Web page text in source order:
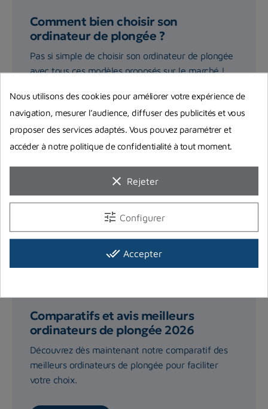
Comment bien choisir son
ordinateur de plongée ?
Pas si simple de choisir son ordinateur de plongée
avec tous ces modèles proposés sur le marché !
Comparatifs et avis meilleurs
ordinateurs de plongée 2026
Découvrez dès maintenant notre comparatif des
meilleurs ordinateurs de plongée pour faciliter
votre choix.
Nous utilisons des cookies pour améliorer votre expérience de
navigation, mesurer l’audience, diffuser des publicités et vous
proposer des services adaptés. Vous pouvez paramétrer et
accéder à notre politique de confidentialité à tout moment.
clear Rejeter
tune Configurer
done_all Accepter